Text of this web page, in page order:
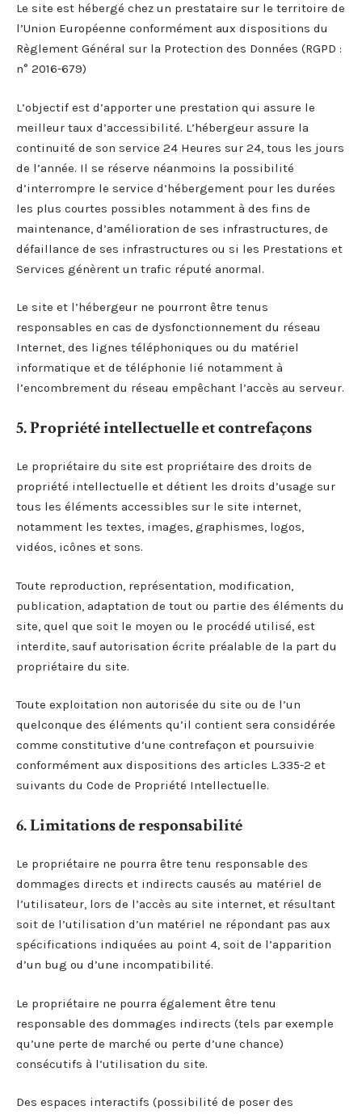
Le site est hébergé chez un prestataire sur le territoire de
l’Union Européenne conformément aux dispositions du
Règlement Général sur la Protection des Données (RGPD :
n° 2016-679)
L’objectif est d’apporter une prestation qui assure le
meilleur taux d’accessibilité. L’hébergeur assure la
continuité de son service 24 Heures sur 24, tous les jours
de l’année. Il se réserve néanmoins la possibilité
d’interrompre le service d’hébergement pour les durées
les plus courtes possibles notamment à des fins de
maintenance, d’amélioration de ses infrastructures, de
défaillance de ses infrastructures ou si les Prestations et
Services génèrent un trafic réputé anormal.
Le site et l’hébergeur ne pourront être tenus
responsables en cas de dysfonctionnement du réseau
Internet, des lignes téléphoniques ou du matériel
informatique et de téléphonie lié notamment à
l’encombrement du réseau empêchant l’accès au serveur.
5. Propriété intellectuelle et contrefaçons
Le propriétaire du site est propriétaire des droits de
propriété intellectuelle et détient les droits d’usage sur
tous les éléments accessibles sur le site internet,
notamment les textes, images, graphismes, logos,
vidéos, icônes et sons.
Toute reproduction, représentation, modification,
publication, adaptation de tout ou partie des éléments du
site, quel que soit le moyen ou le procédé utilisé, est
interdite, sauf autorisation écrite préalable de la part du
propriétaire du site.
Toute exploitation non autorisée du site ou de l’un
quelconque des éléments qu’il contient sera considérée
comme constitutive d’une contrefaçon et poursuivie
conformément aux dispositions des articles L.335-2 et
suivants du Code de Propriété Intellectuelle.
6. Limitations de responsabilité
Le propriétaire ne pourra être tenu responsable des
dommages directs et indirects causés au matériel de
l’utilisateur, lors de l’accès au site internet, et résultant
soit de l’utilisation d’un matériel ne répondant pas aux
spécifications indiquées au point 4, soit de l’apparition
d’un bug ou d’une incompatibilité.
Le propriétaire ne pourra également être tenu
responsable des dommages indirects (tels par exemple
qu’une perte de marché ou perte d’une chance)
consécutifs à l’utilisation du site.
Des espaces interactifs (possibilité de poser des